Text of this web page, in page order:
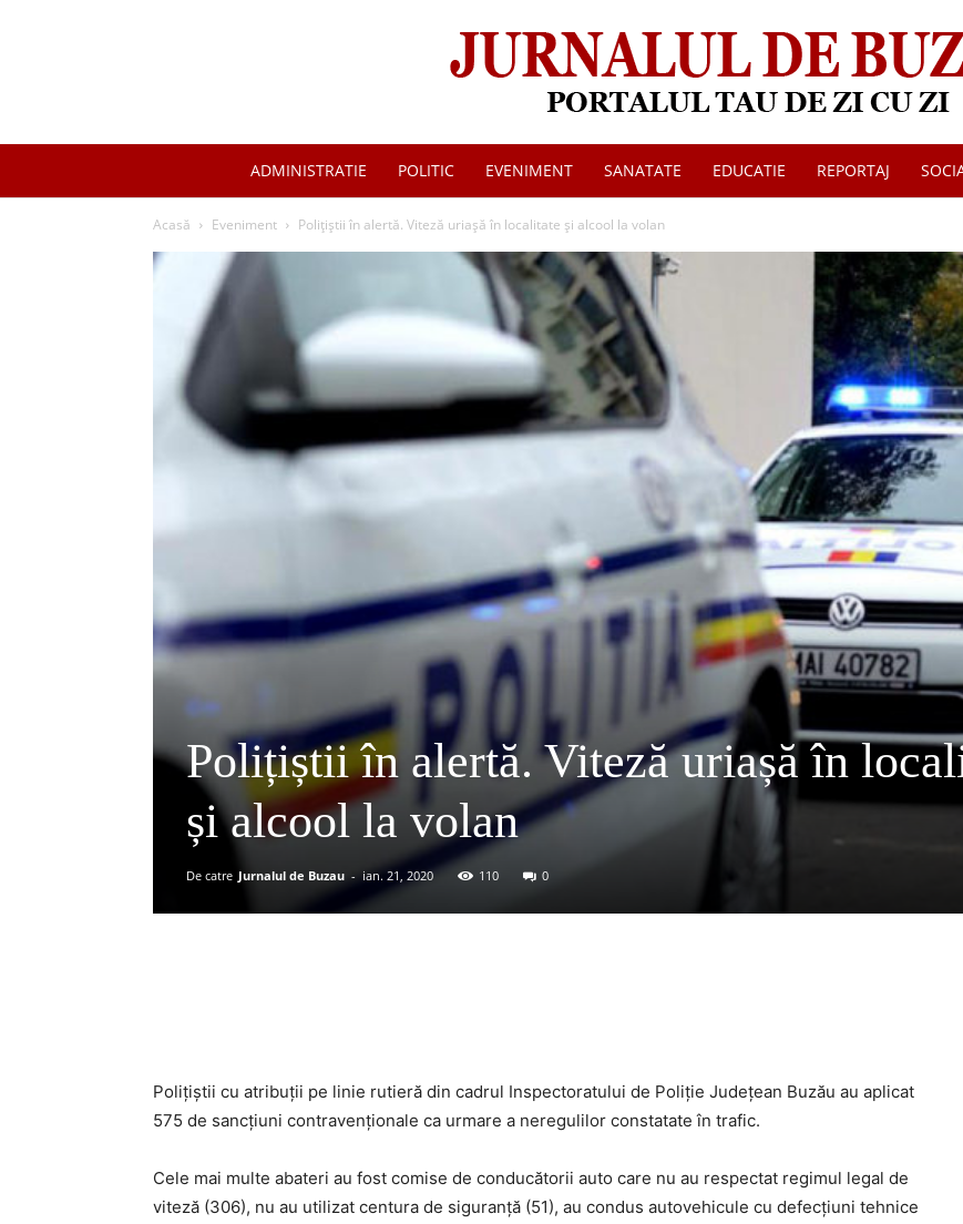
Jurnalul
Buzau
ADMINISTRATIE POLITIC EVENIMENT SANATATE EDUCATIE REPORTAJ
Acasă Eveniment Polițiștii în alertă. Viteză uriașă în localitate și alcool la volan
Polițiștii în alertă. Viteză uriașă în
și alcool la volan
De catre Jurnalul de Buzau - ian. 21, 2020 110 0
Poliţiştii cu atribuţii pe linie rutieră din cadrul Inspectoratului de Poliţie Judeţean Buzău au aplicat
575 de sancţiuni contravenţionale ca urmare a neregulilor constatate în trafic.
Cele mai multe abateri au fost comise de conducătorii auto care nu au respectat regimul legal de
viteză (306), nu au utilizat centura de siguranţă (51), au condus autovehicule cu defecţiuni tehnice